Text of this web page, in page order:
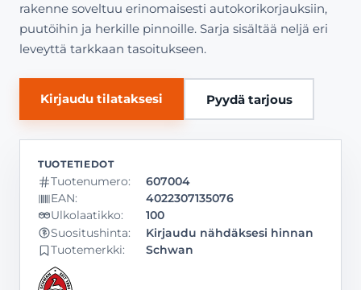
rakenne soveltuu erinomaisesti autokorikorjauksiin,
puutöihin ja herkille pinnoille. Sarja sisältää neljä eri
leveyttä tarkkaan tasoitukseen.
Kirjaudu tilataksesi Pyydä tarjous
Tuotenumero:
607004
EAN:
4022307135076
Ulkolaatikko:
100
Suositushinta:
Kirjaudu nähdäksesi hinnan
Tuotemerkki: Schwan